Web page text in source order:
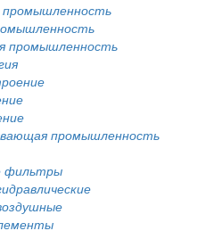
промышленность
промышленность
фильтры